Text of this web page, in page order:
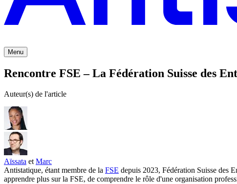
Menu
Rencontre FSE – La Fédération Suisse des
Auteur(s) de l'article
Aïssata et Marc
Antistatique, étant membre de la FSE depuis 2023, Fédération Suisse des
apprendre plus sur la FSE, de comprendre le rôle d'une organisation